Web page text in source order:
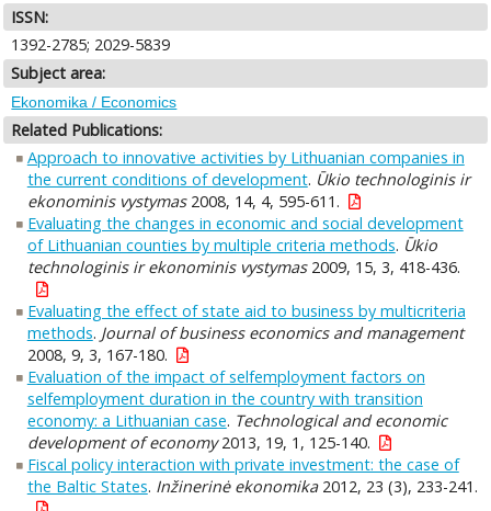
ISSN:
1392-2785; 2029-5839
Subject area:
Ekonomika / Economics
Related Publications:
Approach to innovative activities by Lithuanian companies in
the current conditions of development. Ūkio technologinis ir
ekonominis vystymas2008, 14, 4, 595-611.
Evaluating the changes in economic and social development
of Lithuanian counties by multiple criteria methods. Ūkio
technologinis ir ekonominis vystymas2009, 15, 3, 418-436.
Evaluating the effect of state aid to business by multicriteria
methods. Journal of business economics and management
2008, 9, 3, 167-180.
Evaluation of the impact of selfemployment factors on
selfemployment duration in the country with transition
economy: a Lithuanian case. Technological and economic
development of economy2013, 19, 1, 125-140.
Fiscal policy interaction with private investment: the case of
the Baltic States. Inžinerinė ekonomika2012, 23 (3), 233-241.